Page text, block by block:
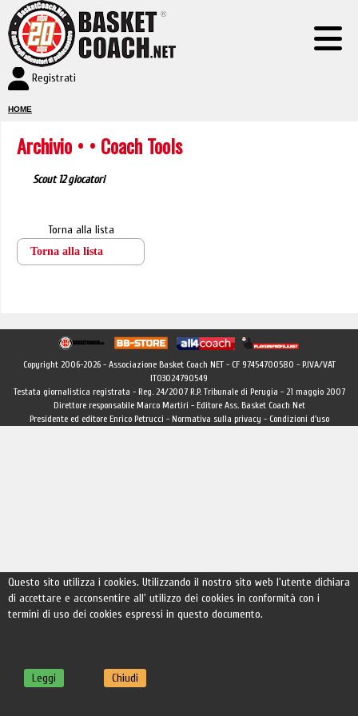
Registrati
HOME
Archivio • • Coach Tools
Scout 12 giocatori
Torna alla lista
Torna alla lista
Copyright 2006-2026 - Associazione Basket Coach NET - CF 97454700580 - P.IVA/VAT
IT03024790549
Testata giornalistica registrata - Reg. 24/2007 R.P. Tribunale di Perugia - 21 maggio 2007
Direttore responsabile Marco Martiri - Editore Ass. Basket Coach Net
Presidente ed editore Enrico Petrucci - Normativa sulla privacy - Condizioni d'uso
Questo sito utilizza i cookies. Utilizzando il nostro sito web l'utente dichiara
di accettare e acconsentire all' utilizzo dei cookies in conformità con i
termini di uso dei cookies espressi in questo documento.
Leggi Chiudi